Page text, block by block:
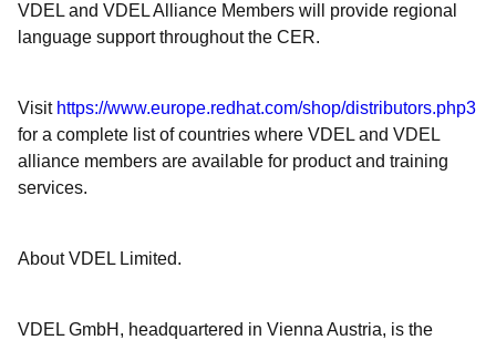
VDEL and VDEL Alliance Members will provide regional
language support throughout the CER.
Visit https://www.europe.redhat.com/shop/distributors.php3
for a complete list of countries where VDEL and VDEL
alliance members are available for product and training
services.
About VDEL Limited.
VDEL GmbH, headquartered in Vienna Austria, is the